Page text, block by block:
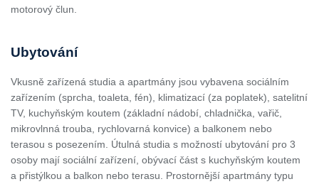
motorový člun.
Ubytování
Vkusně zařízená studia a apartmány jsou vybavena sociálním
zařízením (sprcha, toaleta, fén), klimatizací (za poplatek), satelitní
TV, kuchyňským koutem (základní nádobí, chladnička, vařič,
mikrovlnná trouba, rychlovarná konvice) a balkonem nebo
terasou s posezením. Útulná studia s možností ubytování pro 3
osoby mají sociální zařízení, obývací část s kuchyňským koutem
a přistýlkou a balkon nebo terasu. Prostornější apartmány typu